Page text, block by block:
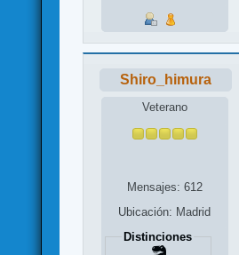
Shiro_himura
Veterano
Mensajes: 612
Ubicación: Madrid
Distinciones